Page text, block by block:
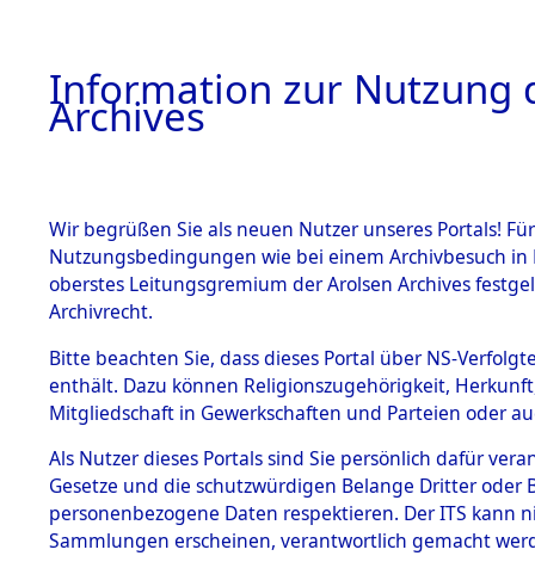
BESTÄNDE
1.
mente
5. Verschiedenes
5.3
Todesmärsche
Mödingen
0042
Information zur Nutzung
Archives
Wir begrüßen Sie als neuen Nutzer unseres Portals!
Nutzungsbedingungen wie bei einem Archivbesuch
oberstes Leitungsgremium der Arolsen Archives
Archivrecht.
Bitte beachten Sie, dass dieses Portal über NS-
enthält. Dazu können Religionszugehörigkeit,
Mitgliedschaft in Gewerkschaften und Parteien oder
Als Nutzer dieses Portals sind Sie persönlich dafür
Gesetze und die schutzwürdigen Belange Dritter
personenbezogene Daten respektieren. Der ITS
Sammlungen erscheinen, verantwortlich gemacht